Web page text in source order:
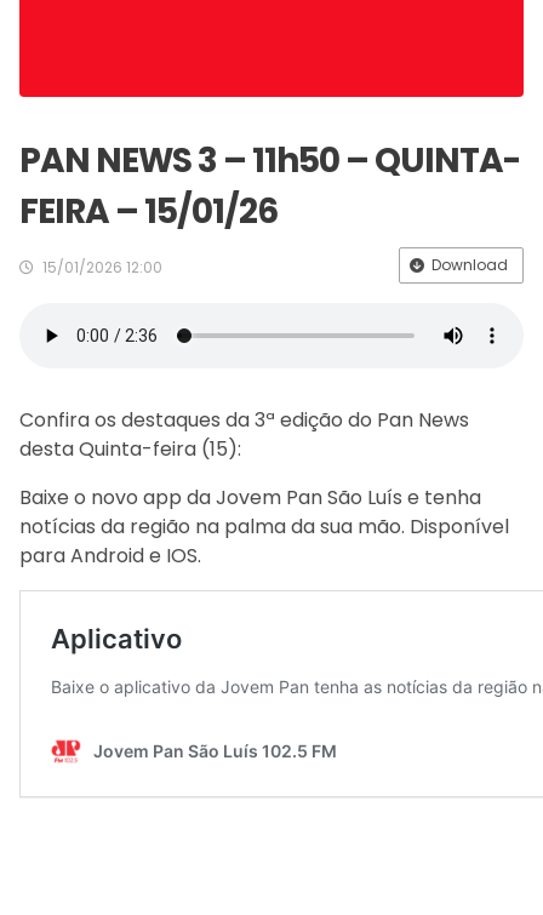
PAN NEWS 3 – 11h50 – QUINTA-
FEIRA – 15/01/26
15/01/2026 12:00 Download
Confira os destaques da 3ª edição do Pan News
desta Quinta-feira (15):
Baixe o novo app da Jovem Pan São Luís e tenha
notícias da região na palma da sua mão. Disponível
para Android e IOS.